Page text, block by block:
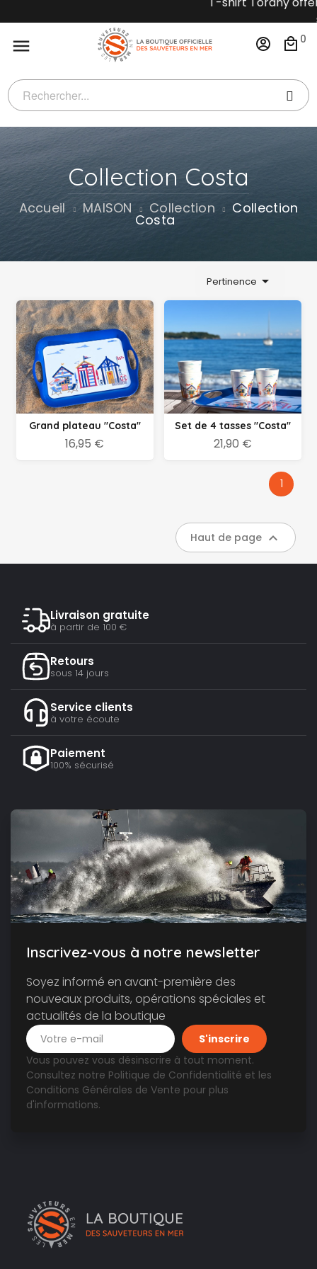
des stocks
 0
Collection Costa
Accueil MAISON Collection Collection
Costa
Pertinence 
Grand plateau "Costa"
16,95 €
Set de 4 tasses "Costa"
21,90 €
1
Haut de page 
Livraison gratuite
à partir de 100 €
Retours
sous 14 jours
Service clients
à votre écoute
Paiement
100% sécurisé
Inscrivez-vous à notre newsletter
Soyez informé en avant-première des
nouveaux produits, opérations spéciales et
actualités de la boutique
Vous pouvez vous désinscrire à tout moment.
Consultez notre Politique de Confidentialité et les
Conditions Générales de Vente pour plus
d'informations.